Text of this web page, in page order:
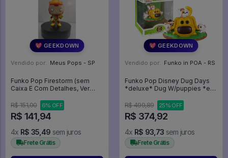
💖 GEEKDOWN
Vendido por: Meus Pops - SP
Funko Pop Firestorm (sem
Caixa E Com Detalhes, Ver
R$ 151,00
6% OFF
R$ 141,94
4x R$ 35,49 sem juros
Frete Grátis
💖 GEEKDOWN
Vendido por: Funko in POA - RS
Funko Pop Disney Dug Days
*deluxe* Dug W/puppies *ex*
R$ 499,89
25% OFF
R$ 374,92
4x R$ 93,73 sem juros
Frete Grátis